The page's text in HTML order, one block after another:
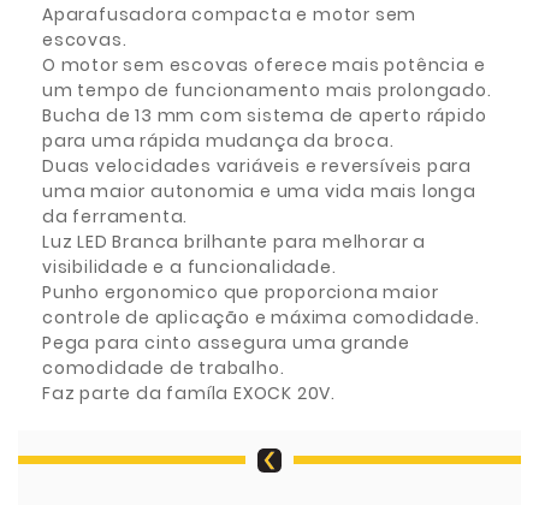
Aparafusadora compacta e motor sem
escovas.
O motor sem escovas oferece mais potência e
um tempo de funcionamento mais prolongado.
Bucha de 13 mm com sistema de aperto rápido
para uma rápida mudança da broca.
Duas velocidades variáveis e reversíveis para
uma maior autonomia e uma vida mais longa
da ferramenta.
Luz LED Branca brilhante para melhorar a
visibilidade e a funcionalidade.
Punho ergonomico que proporciona maior
controle de aplicação e máxima comodidade.
Pega para cinto assegura uma grande
comodidade de trabalho.
Faz parte da famíla EXOCK 20V.